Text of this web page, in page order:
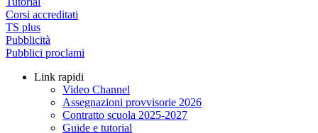
Corsi accreditati
TS plus
Pubblicità
Pubblici proclami
Link rapidi
Video Channel
Assegnazioni provvisorie 2026
Contratto scuola 2025-2027
Guide e tutorial